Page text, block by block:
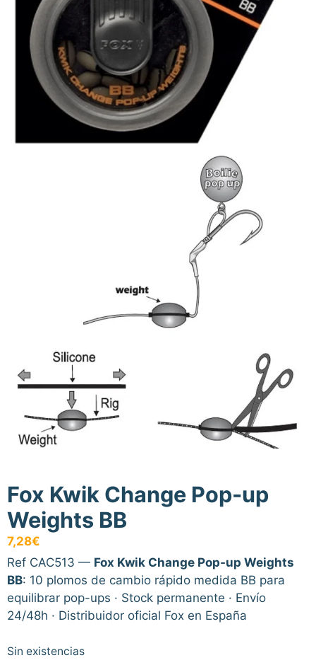
Fox Kwik Change Pop-up
Weights BB
7,28€
Ref CAC513 — Fox Kwik Change Pop-up Weights
BB: 10 plomos de cambio rápido medida BB para
equilibrar pop-ups · Stock permanente · Envío
24/48h · Distribuidor oficial Fox en España
Sin existencias